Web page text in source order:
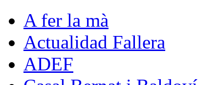
A fer la mà
Actualidad Fallera
ADEF